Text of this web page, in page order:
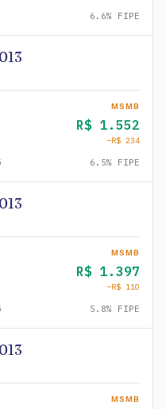
6.6% FIPE
MSMB
R$ 1.552
−R$ 234
6.5% FIPE
MSMB
R$ 1.397
−R$ 110
5.8% FIPE
MSMB